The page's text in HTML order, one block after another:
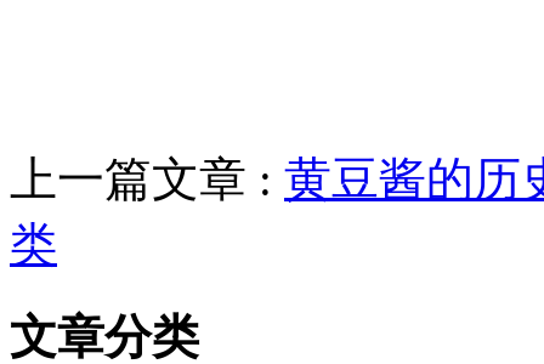
上一篇文章 : 黄豆酱的历
类
文章分类